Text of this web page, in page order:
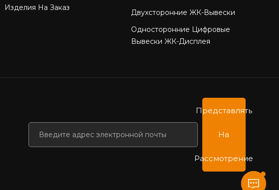
Изделия На Заказ
Двухсторонние ЖК-Вывески
Односторонние Цифровые
Вывески ЖК-Дисплея
Представлять
На
Рассмотрение